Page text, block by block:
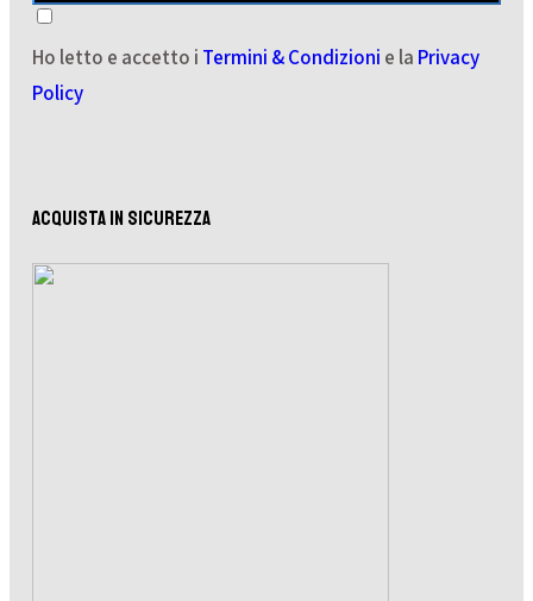
Ho letto e accetto i Termini & Condizioni e la Privacy
Policy
ACQUISTA IN SICUREZZA